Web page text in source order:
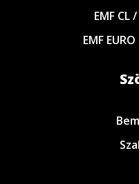
EMF CL
EMF